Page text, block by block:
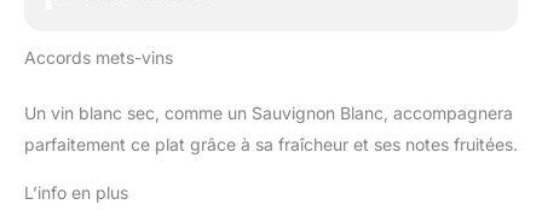
Accords mets-vins
Un vin blanc sec, comme un Sauvignon Blanc, accompagnera
parfaitement ce plat grâce à sa fraîcheur et ses notes fruitées.
L’info en plus